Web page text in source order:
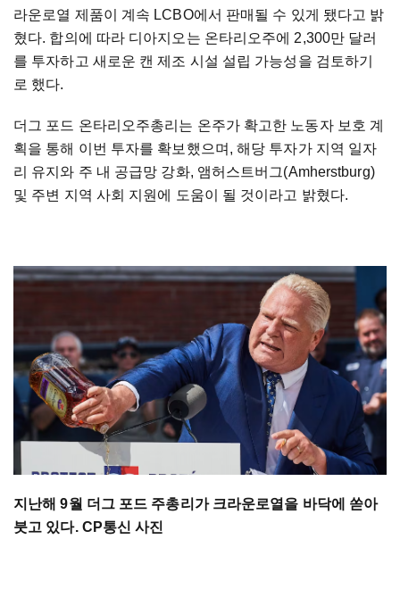
라운로열 제품이 계속 LCBO에서 판매될 수 있게 됐다고 밝
혔다. 합의에 따라 디아지오는 온타리오주에 2,300만 달러
를 투자하고 새로운 캔 제조 시설 설립 가능성을 검토하기
로 했다.
더그 포드 온타리오주총리는 온주가 확고한 노동자 보호 계
획을 통해 이번 투자를 확보했으며, 해당 투자가 지역 일자
리 유지와 주 내 공급망 강화, 앰허스트버그(Amherstburg)
및 주변 지역 사회 지원에 도움이 될 것이라고 밝혔다.
지난해 9월 더그 포드 주총리가 크라운로열을 바닥에 쏟아
붓고 있다. CP통신 사진